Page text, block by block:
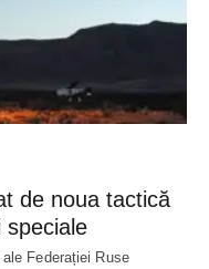
de noua tactică
speciale
Federației Ruse